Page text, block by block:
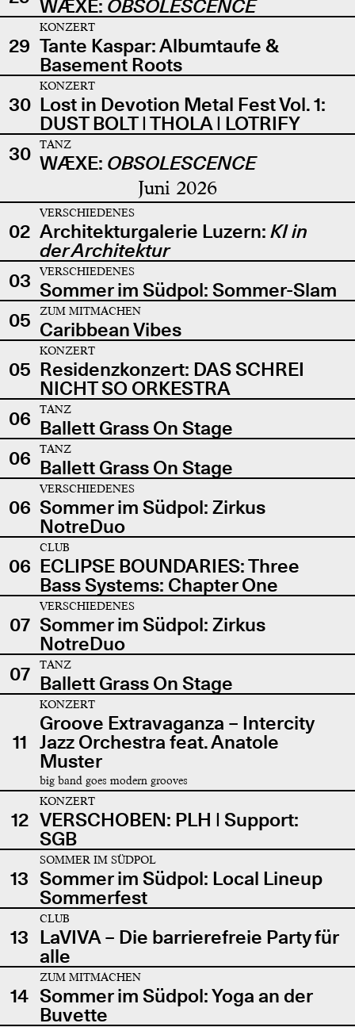
WÆXE: OBSOLESCENCE
29
KONZERT
Tante Kaspar: Albumtaufe &
Basement Roots
30
KONZERT
Lost in Devotion Metal Fest Vol. 1:
DUST BOLT | THOLA | LOTRIFY
30
TANZ
WÆXE: OBSOLESCENCE
Juni 2026
02
VERSCHIEDENES
Architekturgalerie Luzern: KI in
der Architektur
03
VERSCHIEDENES
Sommer im Südpol: Sommer-Slam
05
ZUM MITMACHEN
Caribbean Vibes
05
KONZERT
Residenzkonzert: DAS SCHREI
NICHT SO ORKESTRA
06
TANZ
Ballett Grass On Stage
06
TANZ
Ballett Grass On Stage
06
VERSCHIEDENES
Sommer im Südpol: Zirkus
NotreDuo
06
CLUB
ECLIPSE BOUNDARIES: Three
Bass Systems: Chapter One
07
VERSCHIEDENES
Sommer im Südpol: Zirkus
NotreDuo
07
TANZ
Ballett Grass On Stage
11
KONZERT
Groove Extravaganza – Intercity
Jazz Orchestra feat. Anatole
Muster
big band goes modern grooves
12
KONZERT
VERSCHOBEN: PLH | Support:
SGB
13
SOMMER IM SÜDPOL
Sommer im Südpol: Local Lineup
Sommerfest
13
CLUB
LaVIVA – Die barrierefreie Party für
alle
14
ZUM MITMACHEN
Sommer im Südpol: Yoga an der
Buvette